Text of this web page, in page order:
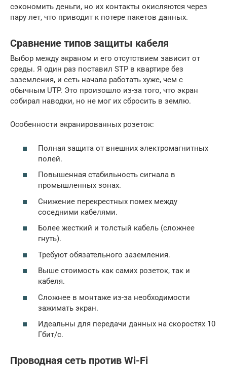
сэкономить деньги, но их контакты окисляются через
пару лет, что приводит к потере пакетов данных.
Сравнение типов защиты кабеля
Выбор между экраном и его отсутствием зависит от
среды. Я один раз поставил STP в квартире без
заземления, и сеть начала работать хуже, чем с
обычным UTP. Это произошло из-за того, что экран
собирал наводки, но не мог их сбросить в землю.
Особенности экранированных розеток:
Полная защита от внешних электромагнитных
полей.
Повышенная стабильность сигнала в
промышленных зонах.
Снижение перекрестных помех между
соседними кабелями.
Более жесткий и толстый кабель (сложнее
гнуть).
Требуют обязательного заземления.
Выше стоимость как самих розеток, так и
кабеля.
Сложнее в монтаже из-за необходимости
зажимать экран.
Идеальны для передачи данных на скоростях 10
Гбит/с.
Проводная сеть против Wi-Fi